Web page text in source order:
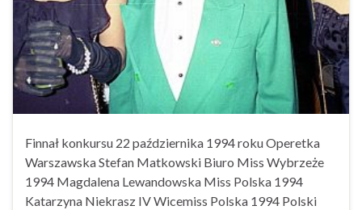
Finnał konkursu 22 października 1994 roku Operetka
Warszawska Stefan Matkowski Biuro Miss Wybrzeże
1994 Magdalena Lewandowska Miss Polska 1994
Katarzyna Niekrasz IV Wicemiss Polska 1994 Polski